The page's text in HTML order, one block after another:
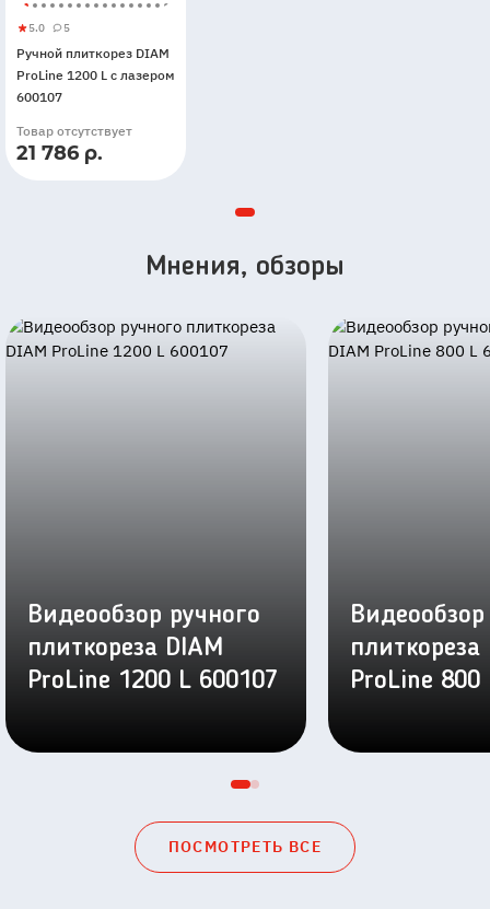
Ручной
плиткорез
DIAM
1200
L
5.0
5
5 5
Ручной плиткорез DIAM
ProLine 1200 L с лазером
600107
Товар отсутствует
21 786 р.
Мнения, обзоры
Видеообзор ручного
плиткореза DIAM
ProLine 1200 L 600107
плиткореза
ProLine 800
ПОСМОТРЕТЬ ВСЕ